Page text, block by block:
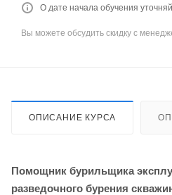
О дате начала обучения
Вы можете обсудить скидку с
ОПИСАНИЕ КУРСА
Помощник бурильщика
разведочного бурения